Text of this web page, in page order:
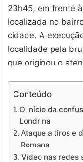
23h45, em frente
localizada no
cidade. A
localidade pela
que originou o
Conteúdo
O início da
Londrina
Ataque a tiros e
Romana
Vídeo nas redes